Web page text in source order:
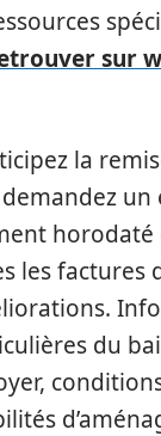
sur
la
demandez
les factures
du